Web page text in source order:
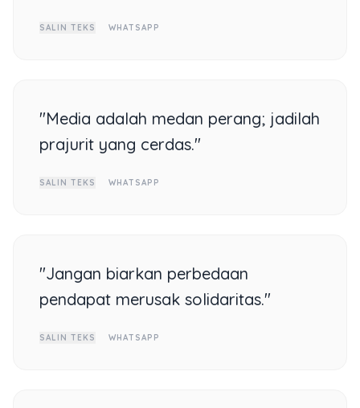
SALIN TEKS WHATSAPP
"Media adalah medan perang; jadilah
prajurit yang cerdas."
SALIN TEKS WHATSAPP
"Jangan biarkan perbedaan
pendapat merusak solidaritas."
SALIN TEKS WHATSAPP